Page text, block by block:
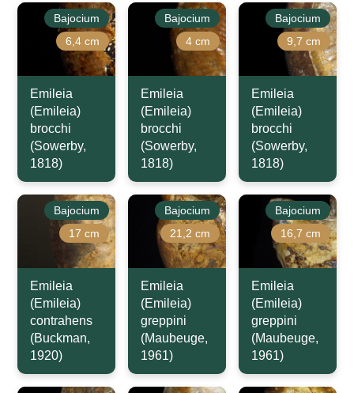
Bajocium
6,4 cm
Emileia
(Emileia)
brocchi
(Sowerby,
1818)
Bajocium
4 cm
Emileia
(Emileia)
brocchi
(Sowerby,
1818)
Bajocium
9,7 cm
Emileia
(Emileia)
brocchi
(Sowerby,
1818)
Bajocium
17 cm
Emileia
(Emileia)
contrahens
(Buckman,
1920)
Bajocium
21,2 cm
Emileia
(Emileia)
greppini
(Maubeuge,
1961)
Bajocium
16,7 cm
Emileia
(Emileia)
greppini
(Maubeuge,
1961)